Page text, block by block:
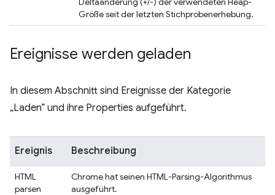
Größe seit der letzten Stichprobenerhebung.
Ereignisse werden geladen
In diesem Abschnitt sind Ereignisse der Kategorie
„Laden“ und ihre Properties aufgeführt.
Ereignis Beschreibung
HTML
parsen
Chrome hat seinen HTML-Parsing-Algorithmus
ausgeführt.